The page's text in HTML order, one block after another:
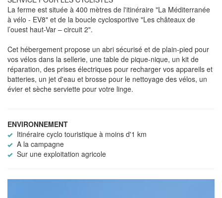
La ferme est située à 400 mètres de l'itinéraire "La Méditerranée
à vélo - EV8" et de la boucle cyclosportive "Les châteaux de
l’ouest haut-Var – circuit 2".
Cet hébergement propose un abri sécurisé et de plain-pied pour
vos vélos dans la sellerie, une table de pique-nique, un kit de
réparation, des prises électriques pour recharger vos appareils et
batteries, un jet d'eau et brosse pour le nettoyage des vélos, un
évier et sèche serviette pour votre linge.
ENVIRONNEMENT
Itinéraire cyclo touristique à moins d'1 km
A la campagne
Sur une exploitation agricole